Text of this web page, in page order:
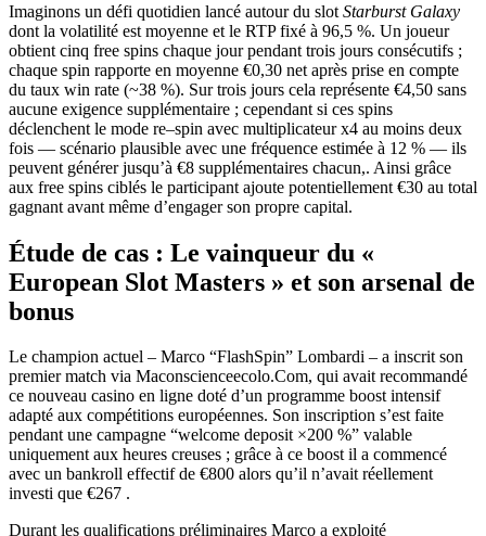
Imaginons un défi quotidien lancé autour du slot Starburst Galaxy
dont la volatilité est moyenne et le RTP fixé à 96,5 %. Un joueur
obtient cinq free spins chaque jour pendant trois jours consécutifs ;
chaque spin rapporte en moyenne €0,30 net après prise en compte
du taux win rate (~38 %). Sur trois jours cela représente €4,50 sans
aucune exigence supplémentaire ; cependant si ces spins
déclenchent le mode re–spin avec multiplicateur x4 au moins deux
fois — scénario plausible avec une fréquence estimée à 12 % — ils
peuvent générer jusqu’à €8 supplémentaires chacun,. Ainsi grâce
aux free spins ciblés le participant ajoute potentiellement €30 au total
gagnant avant même d’engager son propre capital.
Étude de cas : Le vainqueur du «
European Slot Masters » et son arsenal de
bonus
Le champion actuel – Marco “FlashSpin” Lombardi – a inscrit son
premier match via Maconscienceecolo.Com, qui avait recommandé
ce nouveau casino en ligne doté d’un programme boost intensif
adapté aux compétitions européennes. Son inscription s’est faite
pendant une campagne “welcome deposit ×200 %” valable
uniquement aux heures creuses ; grâce à ce boost il a commencé
avec un bankroll effectif de €800 alors qu’il n’avait réellement
investi que €267 .
Durant les qualifications préliminaires Marco a exploité